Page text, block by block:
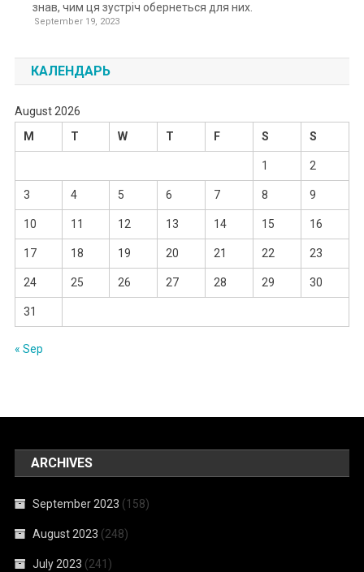
знав, чим ця зустріч обернеться для них.
September 19, 2023
КАЛЕНДАРЬ
August 2026
M
T W T F S S
1 2
3 4 5 6 7 8 9
10 11 12 13 14 15 16
17 18 19 20 21 22 23
24 25 26 27 28 29 30
31
« Sep
ARCHIVES
September 2023 (158)
August 2023 (248)
July 2023 (241)